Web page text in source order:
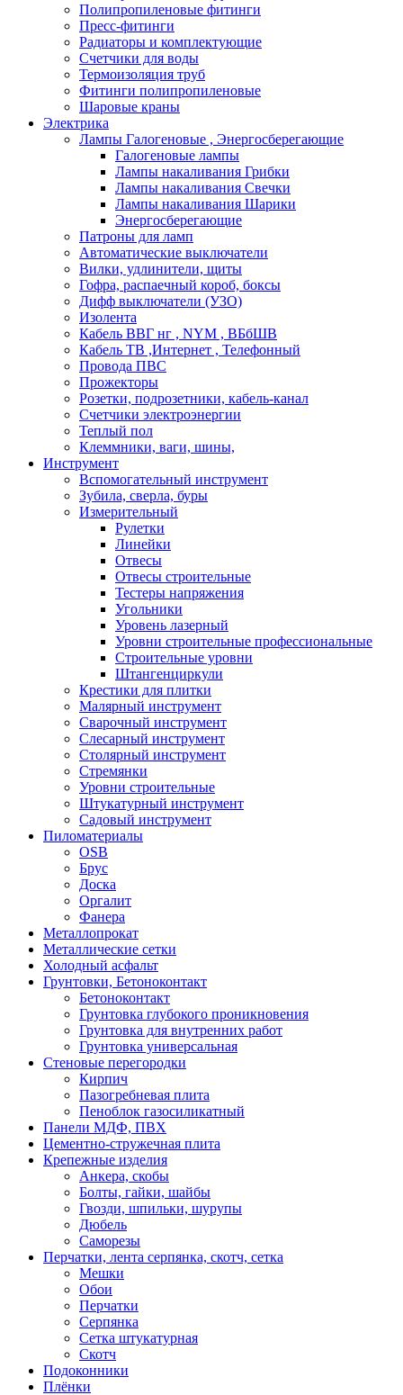
Полипропиленовые фитинги
Пресс-фитинги
Радиаторы и комплектующие
Счетчики для воды
Термоизоляция труб
Фитинги полипропиленовые
Шаровые краны
Электрика
Лампы Галогеновые , Энергосберегающие
Галогеновые лампы
Лампы накаливания Грибки
Лампы накаливания Свечки
Лампы накаливания Шарики
Энергосберегающие
Патроны для ламп
Автоматические выключатели
Вилки, удлинители, щиты
Гофра, распаечный короб, боксы
Дифф выключатели (УЗО)
Изолента
Кабель ВВГ нг , NYM , ВБбШВ
Кабель ТВ ,Интернет , Телефонный
Провода ПВС
Прожекторы
Розетки, подрозетники, кабель-канал
Счетчики электроэнергии
Теплый пол
Клеммники, ваги, шины,
Инструмент
Вспомогательный инструмент
Зубила, сверла, буры
Измерительный
Рулетки
Линейки
Отвесы
Отвесы строительные
Тестеры напряжения
Угольники
Уровень лазерный
Уровни строительные профессиональные
Строительные уровни
Штангенциркули
Крестики для плитки
Малярный инструмент
Сварочный инструмент
Слесарный инструмент
Столярный инструмент
Стремянки
Уровни строительные
Штукатурный инструмент
Садовый инструмент
Пиломатериалы
OSB
Брус
Доска
Оргалит
Фанера
Металлопрокат
Металлические сетки
Холодный асфальт
Грунтовки, Бетоноконтакт
Бетоноконтакт
Грунтовка глубокого проникновения
Грунтовка для внутренних работ
Грунтовка универсальная
Стеновые перегородки
Кирпич
Пазогребневая плита
Пеноблок газосиликатный
Панели МДФ, ПВХ
Цементно-стружечная плита
Крепежные изделия
Анкера, скобы
Болты, гайки, шайбы
Гвозди, шпильки, шурупы
Дюбель
Саморезы
Перчатки, лента серпянка, скотч, сетка
Мешки
Обои
Перчатки
Серпянка
Сетка штукатурная
Скотч
Подоконники
Плёнки